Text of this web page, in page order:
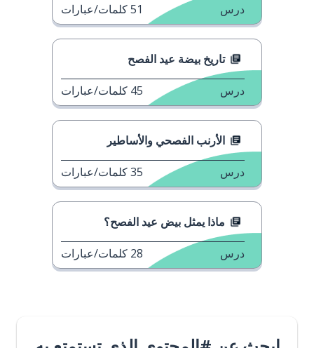
درس 51كلمات/عبارات
تاريخ بيضة عيد الفصح
درس 45 كلمات/عبارات
الأرنب الفصحي والأساطير
درس 35كلمات/عبارات
ماذا يمثل بيض عيد الفصح؟
درس 28 كلمات/عبارات